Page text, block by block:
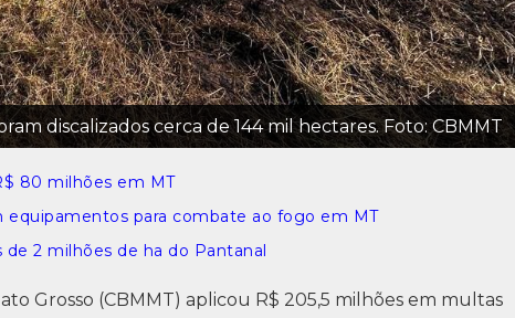
discalizados cerca de 144 mil hectares. Foto: CBMMT
80 milhões em MT
equipamentos para combate ao fogo em MT
2 milhões de ha do Pantanal
Grosso (CBMMT) aplicou R$ 205,5 milhões em multas